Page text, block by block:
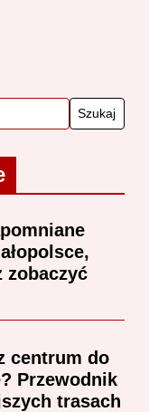
zobaczyć
centrum do
Przewodnik
trasach